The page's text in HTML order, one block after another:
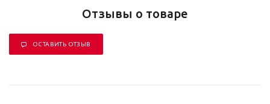
Отзывы о товаре
ОСТАВИТЬ ОТЗЫВ